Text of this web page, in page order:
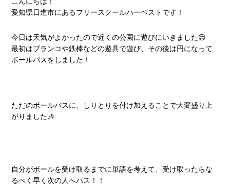
愛知県日進市にあるフリースクールハーベストです！
今日は天気がよかったので近くの公園に遊びにいきました😊
最初はブランコや鉄棒などの遊具で遊び、その後は円になって
ボールパスをしました！
ただのボールパスに、しりとりを付け加えることで大変盛り上
がりました🎶
自分がボールを受け取るまでに単語を考えて、受け取ったらな
るべく早く次の人へパス！！